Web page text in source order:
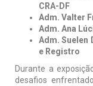
CRA-DF
Adm. Valter
Adm. Ana
Adm. Suelen
e Registro
Durante a
desafios